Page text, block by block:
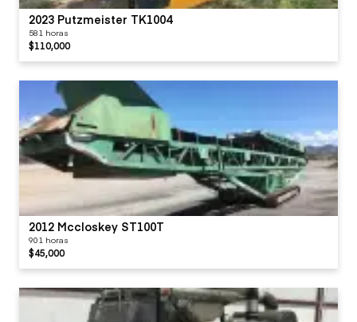
2023 Putzmeister TK1004
581 horas
$110,000
2012 Mccloskey ST100T
901 horas
$45,000